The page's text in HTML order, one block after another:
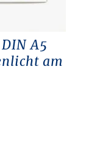
A5
am